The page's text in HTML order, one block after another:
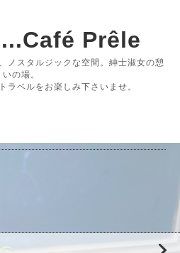
Prêle
ノスタルジックな空間。紳士淑女の憩
いの場。
ラベルをお楽しみ下さいませ。